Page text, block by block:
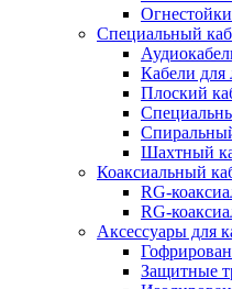
Специальный
Кабели для
Плоский
Шахтный
Коаксиальный
RG-
RG-
Аксессуары для
Защитные